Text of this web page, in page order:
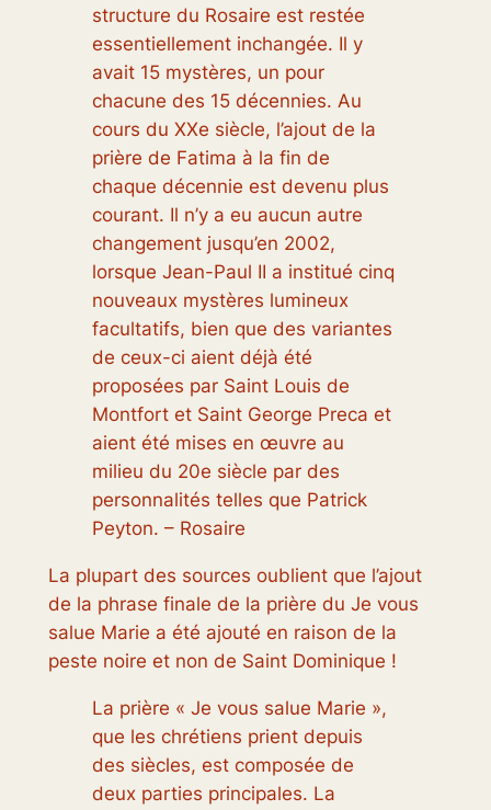
structure du Rosaire est restée
essentiellement inchangée. Il y
avait 15 mystères, un pour
chacune des 15 décennies. Au
cours du XXe siècle, l’ajout de la
prière de Fatima à la fin de
chaque décennie est devenu plus
courant. Il n’y a eu aucun autre
changement jusqu’en 2002,
lorsque Jean-Paul II a institué cinq
nouveaux mystères lumineux
facultatifs, bien que des variantes
de ceux-ci aient déjà été
proposées par Saint Louis de
Montfort et Saint George Preca et
aient été mises en œuvre au
milieu du 20e siècle par des
personnalités telles que Patrick
Peyton. – Rosaire
La plupart des sources oublient que l’ajout
de la phrase finale de la prière du Je vous
salue Marie a été ajouté en raison de la
peste noire et non de Saint Dominique !
La prière « Je vous salue Marie »,
que les chrétiens prient depuis
des siècles, est composée de
deux parties principales. La